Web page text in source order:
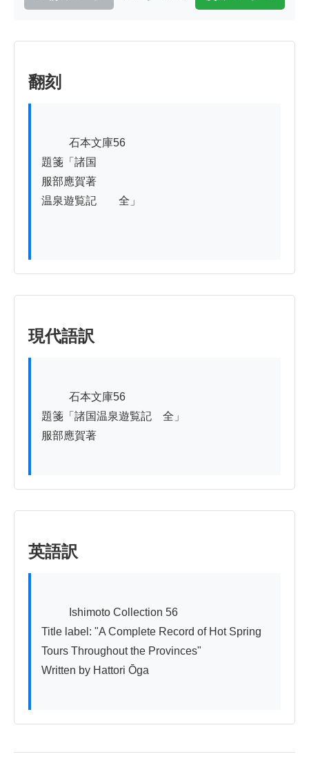
翻刻
題箋「諸国
服部應賀著
温泉遊覧記　　全」
現代語訳
題箋「諸国温泉遊覧記　全」
服部應賀著
英語訳
Title label: "A Complete Record of Hot Spring
Tours Throughout the Provinces"
Written by Hattori Ōga